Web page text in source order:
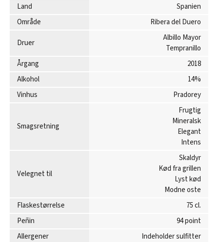
Land
Spanien
Område
Ribera del Duero
Druer
Albillo Mayor
Tempranillo
Årgang
2018
Alkohol
14%
Vinhus
Pradorey
Smagsretning
Frugtig
Mineralsk
Elegant
Intens
Velegnet til
Skaldyr
Kød fra grillen
Lyst kød
Modne oste
Flaskestørrelse
75 cl.
Peñin
94 point
Allergener
Indeholder sulfitter